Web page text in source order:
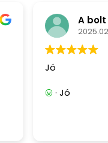
A
Jó
· Jó